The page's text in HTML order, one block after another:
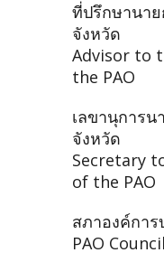
ที่ปรึกษานา
จังหวัด
Advisor to
the PAO
เลขานุการ
จังหวัด
Secretary
of the PAO
สภาองค์กา
PAO Council